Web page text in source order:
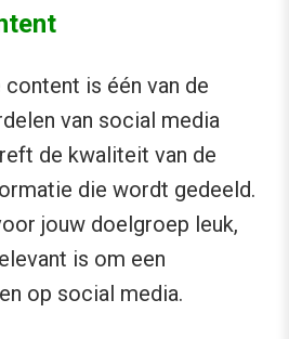
is één van de
van social media
de kwaliteit van de
die wordt gedeeld.
jouw doelgroep leuk,
is om een
op social media.